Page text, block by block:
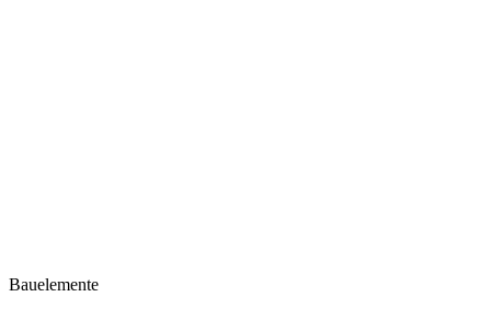
Bauelemente